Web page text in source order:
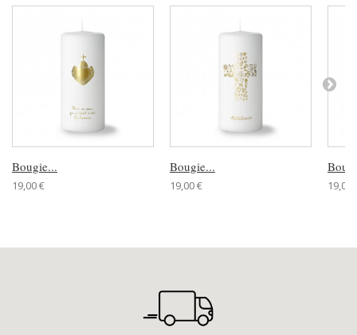
Bougie...
19,00 €
Bougie...
19,00 € 19,00